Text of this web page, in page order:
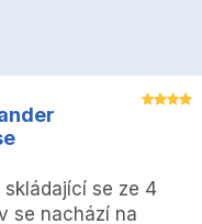
skládající se ze 4
se nachází na